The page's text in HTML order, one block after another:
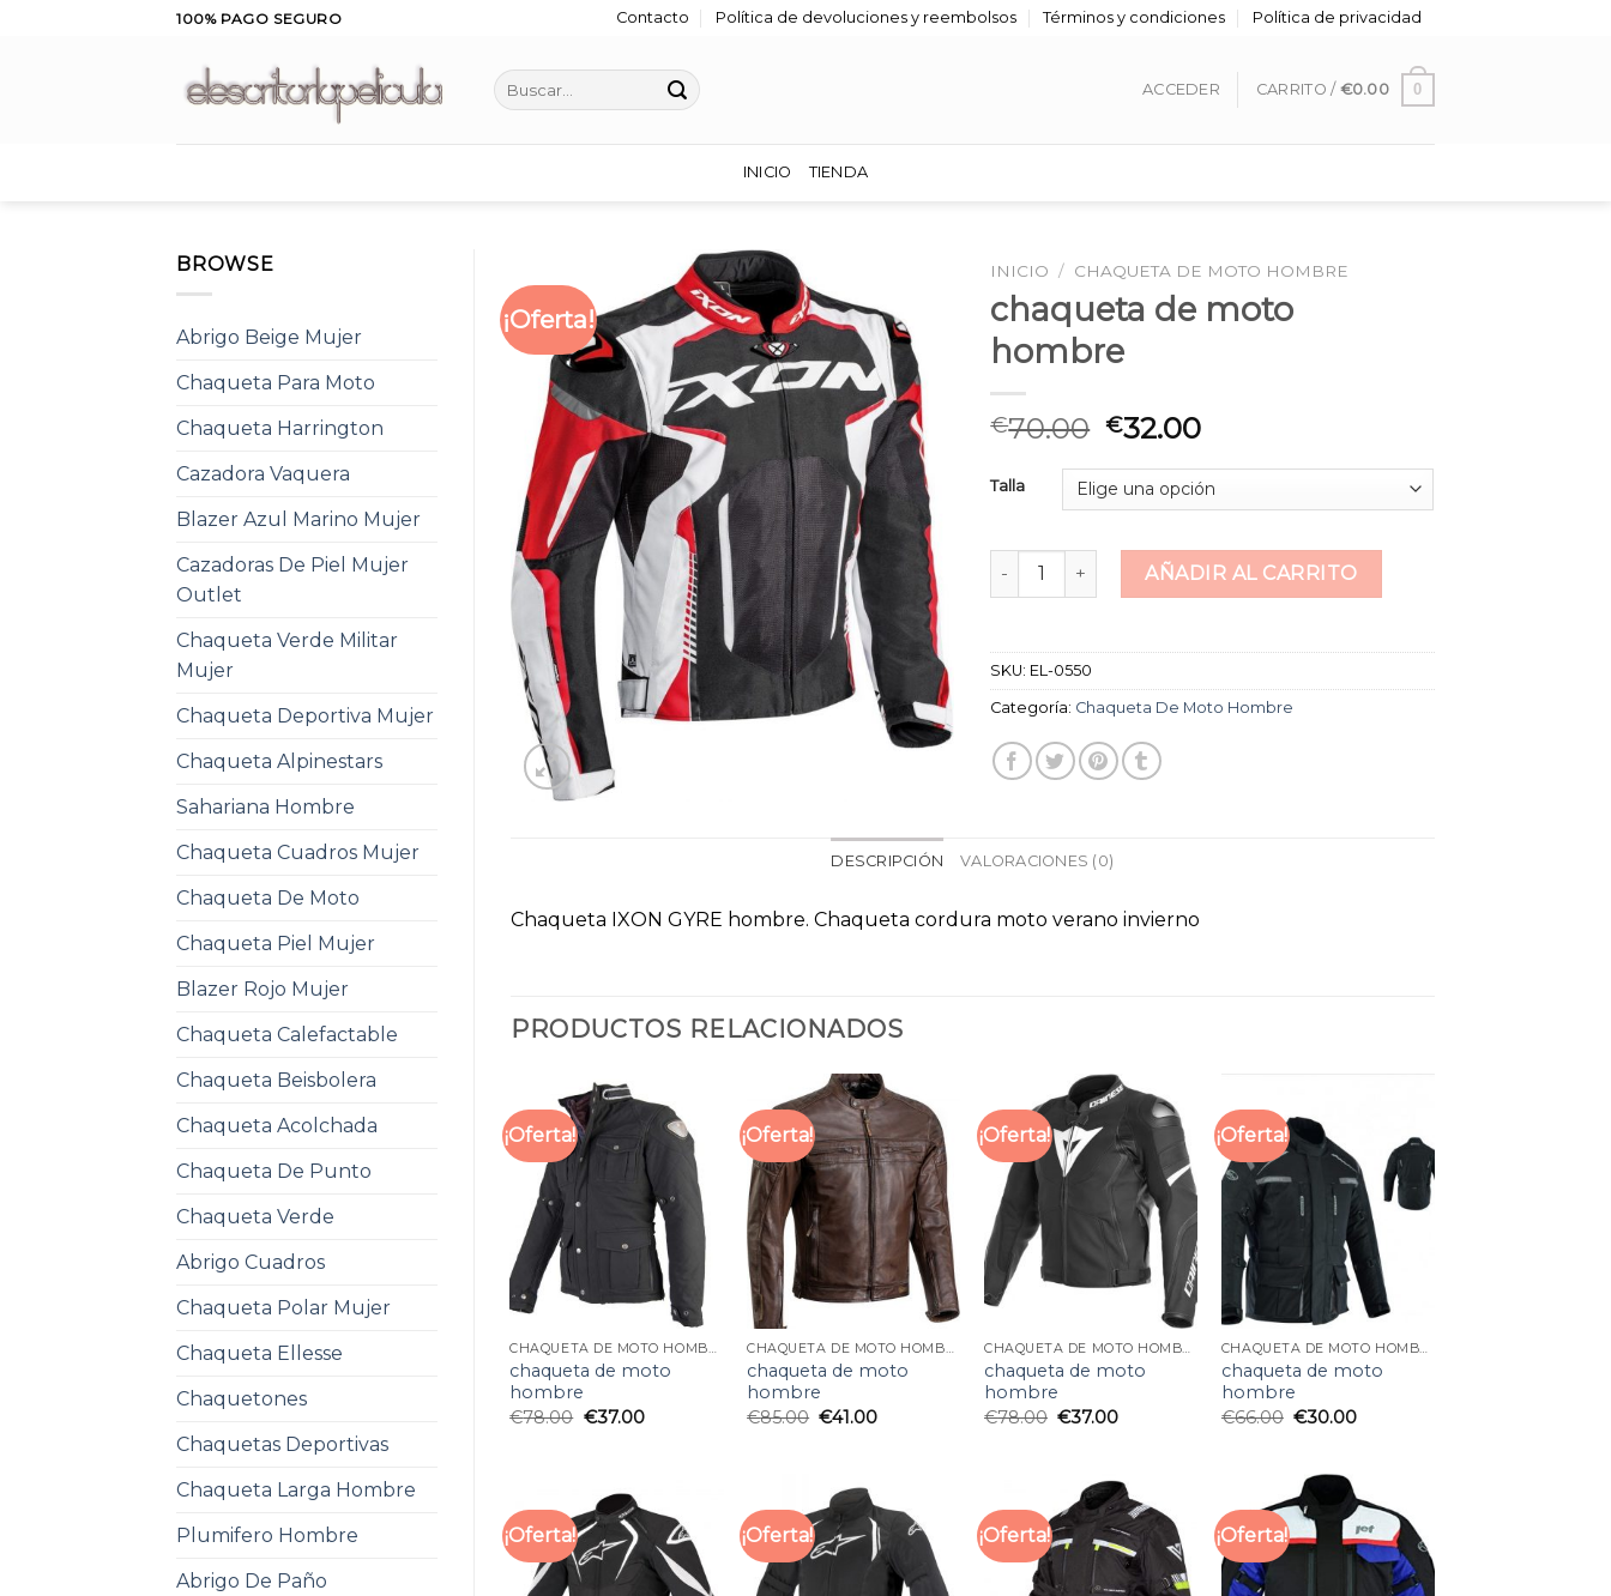
100% PAGO SEGURO Contacto Política de devoluciones y reembolsos Términos y condiciones Política de privacidad
Buscar
por:
ACCEDER CARRITO / €0.00 0
INICIO TIENDA
BROWSE
Abrigo Beige Mujer
Chaqueta Para Moto
Chaqueta Harrington
Cazadora Vaquera
Blazer Azul Marino Mujer
Cazadoras De Piel Mujer
Outlet
Chaqueta Verde Militar
Mujer
Chaqueta Deportiva Mujer
Chaqueta Alpinestars
Sahariana Hombre
Chaqueta Cuadros Mujer
Chaqueta De Moto
Chaqueta Piel Mujer
Blazer Rojo Mujer
Chaqueta Calefactable
Chaqueta Beisbolera
Chaqueta Acolchada
Chaqueta De Punto
Chaqueta Verde
Abrigo Cuadros
Chaqueta Polar Mujer
Chaqueta Ellesse
Chaquetones
Chaquetas Deportivas
Chaqueta Larga Hombre
Plumifero Hombre
Abrigo De Paño
¡Oferta!
INICIO / CHAQUETA DE MOTO HOMBRE
chaqueta de moto
hombre
€70.00 €32.00
Talla
chaqueta de moto hombre cantidad
AÑADIR AL CARRITO
SKU: EL-0550
Categoría: Chaqueta De Moto Hombre
DESCRIPCIÓN VALORACIONES (0)
Chaqueta IXON GYRE hombre. Chaqueta cordura moto verano invierno
PRODUCTOS RELACIONADOS
¡Oferta!
CHAQUETA DE MOTO HOMBRE
chaqueta de moto
hombre
€78.00 €37.00
¡Oferta!
CHAQUETA DE MOTO HOMBRE
chaqueta de moto
hombre
€85.00 €41.00
¡Oferta!
CHAQUETA DE MOTO HOMBRE
chaqueta de moto
hombre
€78.00 €37.00
¡Oferta!
CHAQUETA DE MOTO HOMBRE
chaqueta de moto
hombre
€66.00 €30.00
¡Oferta! ¡Oferta! ¡Oferta! ¡Oferta!